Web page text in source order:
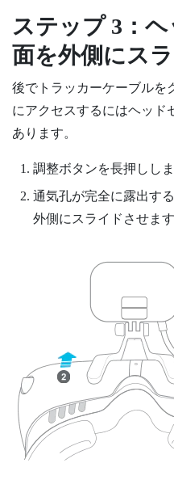
ステップ 3：
面を外側にス
後でトラッカーケーブルを
にアクセスするにはヘッド
あります。
調整ボタンを長押ししま
通気孔が完全に露出す
外側にスライドさせます